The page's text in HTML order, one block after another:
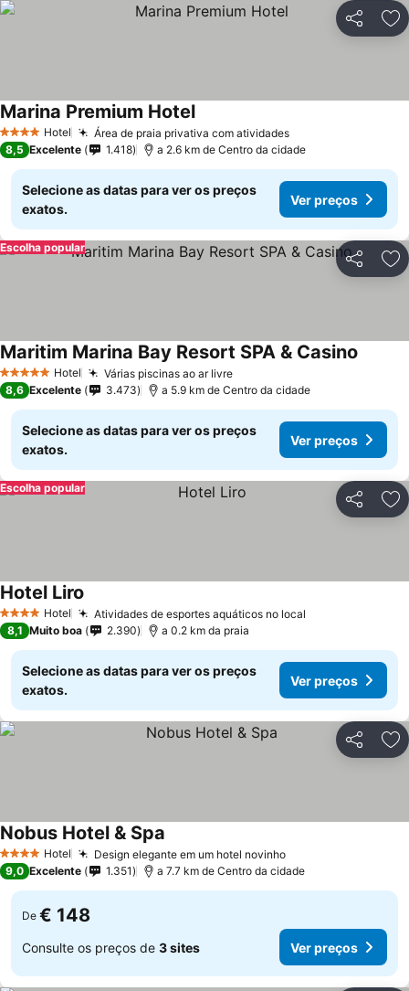
Partilhar
4 EstrelasHotel Área de praia privativa com atividadesVer preços
Marina Premium HotelVer preços
8,5 Excelente 1.418 a 2.6 km de Centro da cidade
Selecione as datas para ver os preços
exatos.
Ver preços
Partilhar
Escolha popular
5 Estrelas Hotel Várias piscinas ao ar livreVer preços
Maritim Marina Bay Resort SPA & Casino
8,6 Excelente 3.473 a 5.9 km de Centro da cidade
Selecione as datas para ver os preços
exatos.
Ver preços
Partilhar
Escolha popular
4 EstrelasHotel Atividades de esportes aquáticos no local
Hotel Liro
8,1 Muito boa 2.390 a 0.2 km da praia
Selecione as datas para ver os preços
exatos.
Ver preços
Partilhar
4 EstrelasHotel Design elegante em um hotel novinhoVer preços
Nobus Hotel & Spa
9,0 Excelente 1.351 a 7.7 km de Centro da cidade
De € 148
Consulte os preços de 3 sites Ver preços